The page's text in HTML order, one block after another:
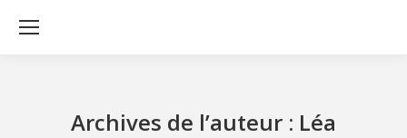
Archives de l’auteur : Léa